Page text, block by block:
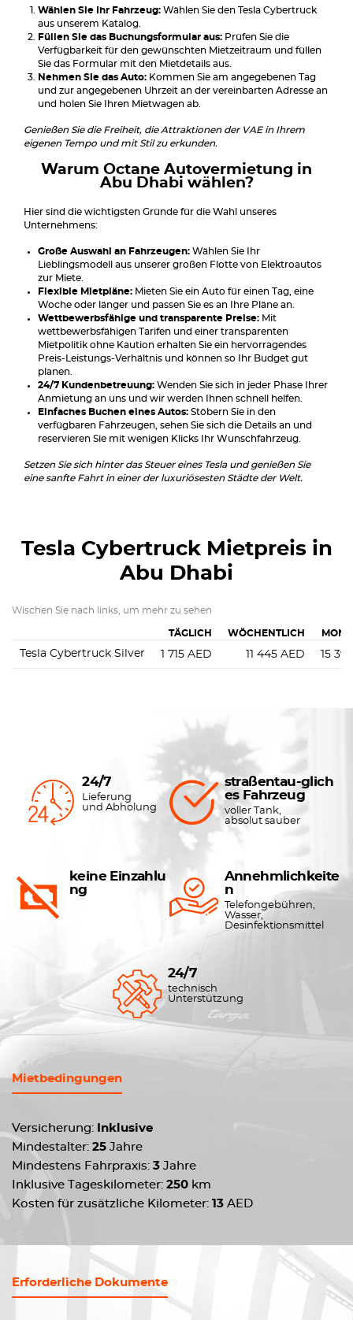
Wählen Sie Ihr Fahrzeug: Wählen Sie den Tesla Cybertruck
aus unserem Katalog.
Füllen Sie das Buchungsformular aus: Prüfen Sie die
Verfügbarkeit für den gewünschten Mietzeitraum und füllen
Sie das Formular mit den Mietdetails aus.
Nehmen Sie das Auto: Kommen Sie am angegebenen Tag
und zur angegebenen Uhrzeit an der vereinbarten Adresse an
und holen Sie Ihren Mietwagen ab.
Genießen Sie die Freiheit, die Attraktionen der VAE in Ihrem
eigenen Tempo und mit Stil zu erkunden.
Warum Octane Autovermietung in
Abu Dhabi wählen?
Hier sind die wichtigsten Gründe für die Wahl unseres
Unternehmens:
Große Auswahl an Fahrzeugen: Wählen Sie Ihr
Lieblingsmodell aus unserer großen Flotte von Elektroautos
zur Miete.
Flexible Mietpläne: Mieten Sie ein Auto für einen Tag, eine
Woche oder länger und passen Sie es an Ihre Pläne an.
Wettbewerbsfähige und transparente Preise: Mit
wettbewerbsfähigen Tarifen und einer transparenten
Mietpolitik ohne Kaution erhalten Sie ein hervorragendes
Preis-Leistungs-Verhältnis und können so Ihr Budget gut
planen.
24/7 Kundenbetreuung: Wenden Sie sich in jeder Phase Ihrer
Anmietung an uns und wir werden Ihnen schnell helfen.
Einfaches Buchen eines Autos: Stöbern Sie in den
verfügbaren Fahrzeugen, sehen Sie sich die Details an und
reservieren Sie mit wenigen Klicks Ihr Wunschfahrzeug.
Setzen Sie sich hinter das Steuer eines Tesla und genießen Sie
eine sanfte Fahrt in einer der luxuriösesten Städte der Welt.
Tesla Cybertruck Mietpreis in
Abu Dhabi
Wischen Sie nach links, um mehr zu sehen
TÄGLICH WÖCHENTLICH
Tesla Cybertruck Silver 1 715 AED 11 445 AED 15
24/7
Lieferung
und Abholung
straßentau-glich
es Fahrzeug
voller Tank,
absolut sauber
keine Einzahlu
ng
Annehmlichkeite
n
Telefongebühren,
Wasser,
Desinfektionsmittel
24/7
technisch
Unterstützung
Mietbedingungen
Versicherung:
Inklusive
Mindestalter: 25 Jahre
Mindestens Fahrpraxis: 3 Jahre
Inklusive Tageskilometer: 250 km
Kosten für zusätzliche Kilometer: 13 AED
Erforderliche Dokumente